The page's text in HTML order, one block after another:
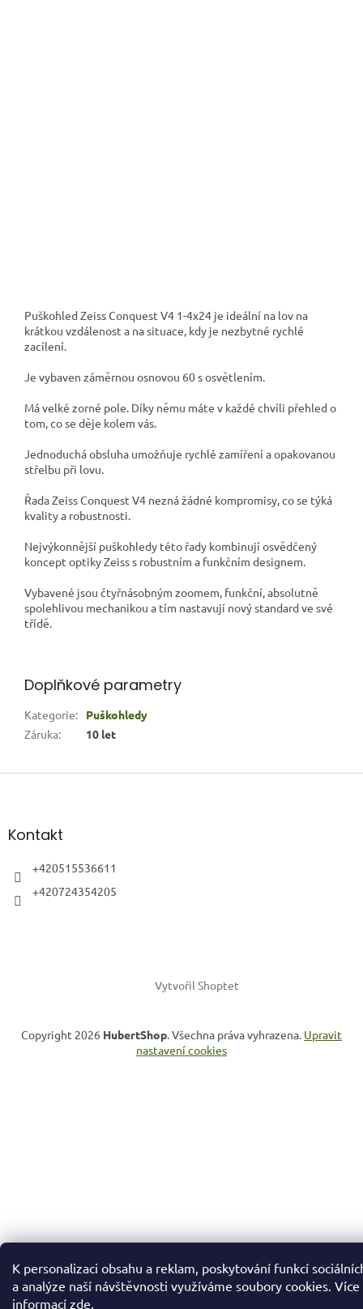
K personalizaci obsahu a reklam, poskytování funkcí
a analýze naší návštěvnosti využíváme soubory cookies. Více
informací zde.
Puškohled Zeiss Conquest V4 1-4x24 je ideální na lov na
krátkou vzdálenost a na situace, kdy je nezbytné rychlé
zacílení.
Je vybaven záměrnou osnovou 60 s osvětlením.
Má velké zorné pole. Díky němu máte v každé chvíli přehled o
tom, co se děje kolem vás.
Jednoduchá obsluha umožňuje rychlé zamíření a opakovanou
střelbu při lovu.
Řada Zeiss Conquest V4 nezná žádné kompromisy, co se týká
kvality a robustnosti.
Nejvýkonnější puškohledy této řady kombinují osvědčený
koncept optiky Zeiss s robustním a funkčním designem.
Vybavené jsou čtyřnásobným zoomem, funkční, absolutně
spolehlivou mechanikou a tím nastavují nový standard ve své
třídě.
Doplňkové parametry
Kategorie:
Puškohledy
Záruka: 10 let
Z
aKontakt
+420515536611
+420724354205
Vytvořil Shoptet
Copyright 2026 HubertShop. Všechna práva vyhrazena. Upravit
nastavení cookies